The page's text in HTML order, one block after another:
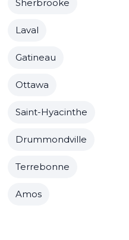
Sherbrooke
Laval
Gatineau
Ottawa
Saint-Hyacinthe
Drummondville
Terrebonne
Amos